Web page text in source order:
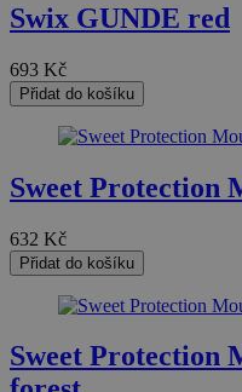
Swix GUNDE red
693 Kč
Přidat do košíku
Sweet Protection
632 Kč
Přidat do košíku
Sweet Protection